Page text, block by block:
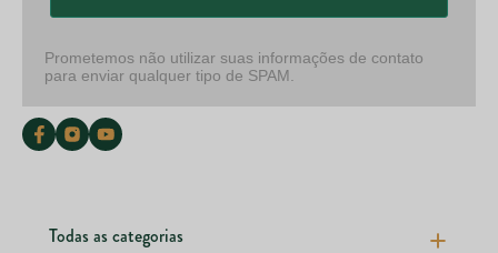
Prometemos não utilizar suas informações de contato
para enviar qualquer tipo de SPAM.
Todas as categorias